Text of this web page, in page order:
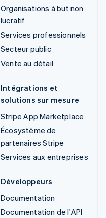
Organisations à but non
lucratif
Services professionnels
Secteur public
Vente au détail
Intégrations et
solutions sur mesure
Stripe App Marketplace
Écosystème de
partenaires Stripe
Services aux entreprises
Développeurs
Documentation
Documentation de l'API